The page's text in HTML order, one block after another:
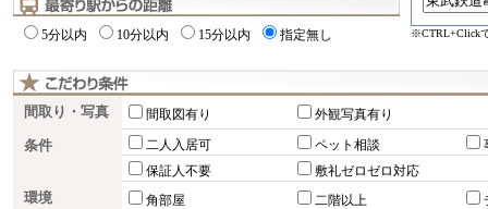
5分以内 10分以内 15分以内 指定無し ※CTRL+Click
間取り・写真 間取図有り 外観写真有り
条件 二人入居可 ペット相談
保証人不要
敷礼ゼロゼロ対応
環境 角部屋 二階以上